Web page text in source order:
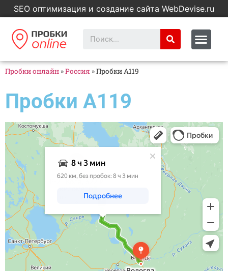
SEO оптимизация и создание сайта WebDevise.ru
Пробки онлайн »Россия »Пробки А119
Пробки А119
Яндекс Карты
Яндекс Карты